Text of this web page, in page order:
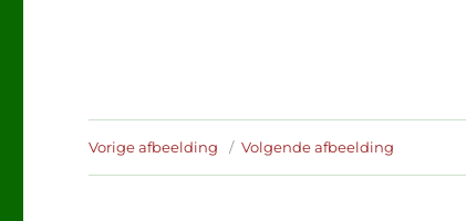
Vorige afbeelding Volgende afbeelding